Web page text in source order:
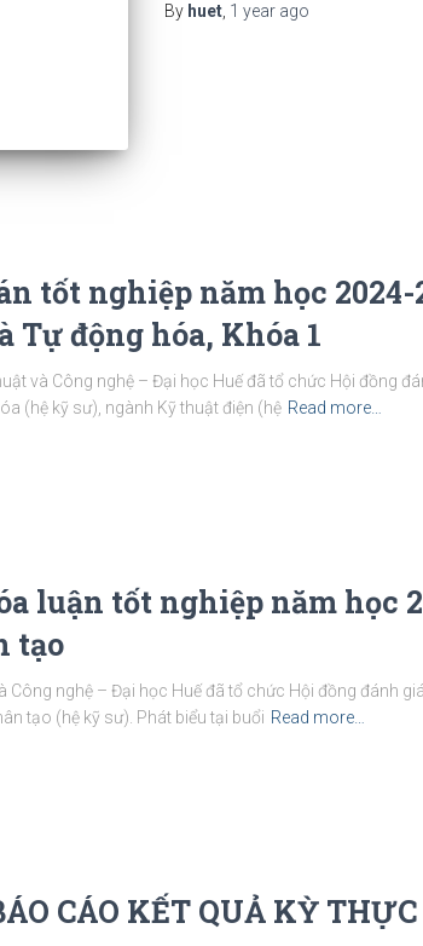
By huet, 1 yearago
tốt nghiệp năm học
động hóa, Khóa 1
và Công nghệ – Đại học Huế đã tổ chức Hội đồng
(hệ kỹ sư), ngành Kỹ thuật điện (hệ Read more…
luận tốt nghiệp năm học
tạo
nghệ – Đại học Huế đã tổ chức Hội đồng đánh
tạo (hệ kỹ sư). Phát biểu tại buổi Read more…
CÁO KẾT QUẢ KỲ